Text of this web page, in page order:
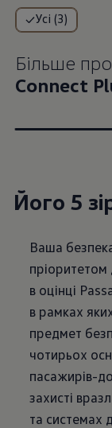
Усі (3)
Більше про
Connect
Його 5
Ваша
в оцінці
в рамках
предмет
чотирьох
пасажирів-
захисті
та системах